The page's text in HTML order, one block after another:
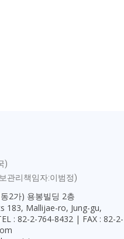
)
관리책임자:이범정)
2가) 용봉빌딩 2층
183, Mallijae-ro, Jung-gu,
: 82-2-764-8432 | FAX : 82-2-